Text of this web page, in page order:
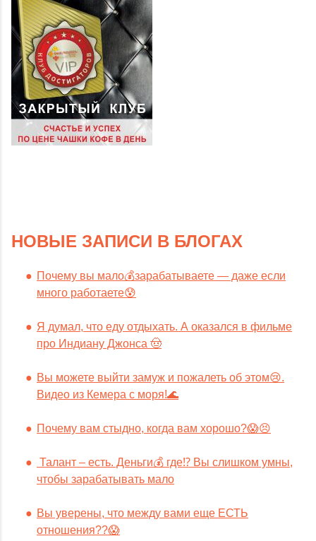
НОВЫЕ ЗАПИСИ В БЛОГАХ
Почему вы мало💰зарабатываете — даже если
много работаете😰
Я думал, что еду отдыхать. А оказался в фильме
про Индиану Джонса 🤠
Вы можете выйти замуж и пожалеть об этом😢.
Видео из Кемера с моря!🌊
Почему вам стыдно, когда вам хорошо?😱😣
Талант – есть. Деньги💰 где⁉️ Вы слишком умны,
чтобы зарабатывать мало
Вы уверены, что между вами еще ЕСТЬ
отношения??😱